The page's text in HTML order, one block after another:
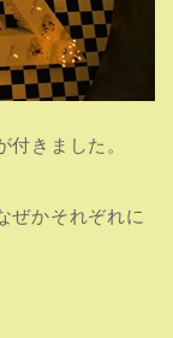
きました。
ぜかそれぞれに